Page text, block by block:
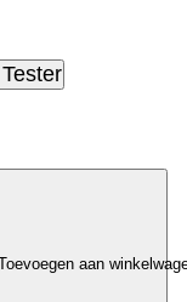
aan